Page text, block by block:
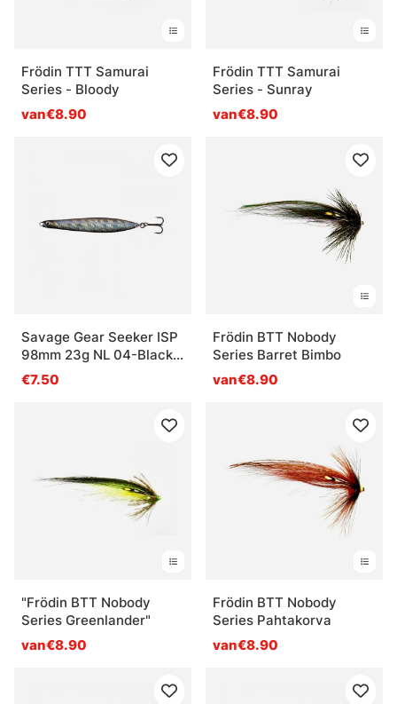
Frödin TTT Samurai
Series - Bloody
van€8.90
Frödin TTT Samurai
Series - Sunray
van€8.90
Savage Gear Seeker ISP
98mm 23g NL 04-Black
Pearl
€7.50
Frödin BTT Nobody
Series Barret Bimbo
van€8.90
"Frödin BTT Nobody
Series Greenlander"
van€8.90
Frödin BTT Nobody
Series Pahtakorva
van€8.90